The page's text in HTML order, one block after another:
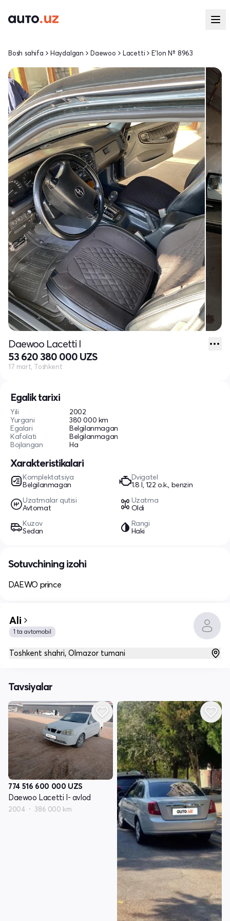
Egalik tarixi
Yili
2002
Yurgani
380 000 km
Egalari
Belgilanmagan
Kafolati
Belgilanmagan
Bojlangan
Ha
Xarakteristikalari
Komplektatsiya
Belgilanmagan
Dvigatel
1.8 l, 122 o.k., benzin
Uzatmalar qutisi
Avtomat
Uzatma
Oldi
Kuzov
Sedan
Rangi
Haki
Bosh sahifa Haydalgan Daewoo Lacetti E'lon № 8963
Daewoo Lacetti I
53 620 380 000 UZS
17 mart, Toshkent
Sotuvchining izohi
DAEWO prince
Ali
1 ta avtomobil
Toshkent shahri, Olmazor tumani
Tavsiyalar
774 516 600 000 UZS
Daewoo Lacetti I- avlod
2004 386 000 km